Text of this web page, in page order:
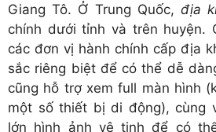
Giang Tô. Ở Trung Quốc, địa
chính dưới tỉnh và trên huyện.
các đơn vị hành chính cấp địa
sắc riêng biệt để có thể dễ
cũng hỗ trợ xem full màn hình
một số thiết bị di động), cùng
lớn hình ảnh vệ tinh để có